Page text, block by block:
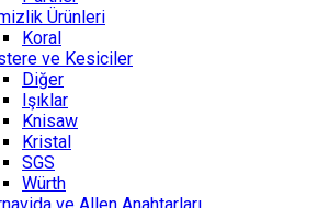
Ürünleri
Koral
ve Kesiciler
Diğer
Işıklar
Knisaw
Kristal
SGS
Würth